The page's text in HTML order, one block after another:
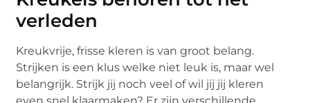
verleden
Kreukvrije, frisse kleren is van groot belang.
Strijken is een klus welke niet leuk is, maar wel
belangrijk. Strijk jij noch veel of wil jij jij kleren